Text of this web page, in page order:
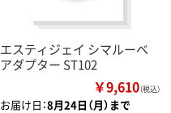
エスティジェイ シマルーベ
アダプター ST102
￥9,610（税込）
お届け日：8月24日（月）まで